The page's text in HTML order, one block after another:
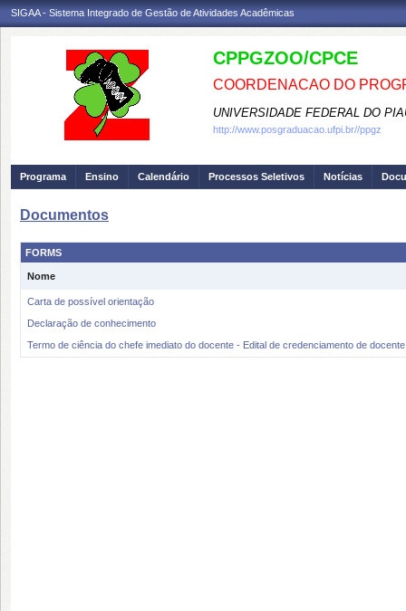
SIGAA - Sistema Integrado de Gestão de Atividades Acadêmicas
CPPGZOO/CPCE
COORDENACAO DO
UNIVERSIDADE FEDERAL DO
http://www.posgraduacao.ufpi.br//ppgz
Programa Ensino Calendário Processos Seletivos Notícias
Documentos
FORMS
Nome
Carta de possível orientação
Declaração de conhecimento
Termo de ciência do chefe imediato do docente - Edital de credenciamento de